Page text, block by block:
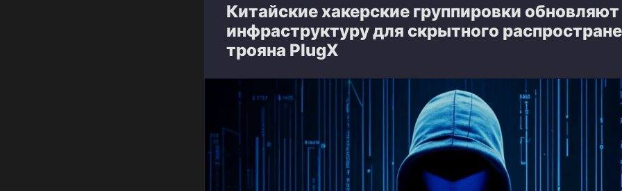
Китайские хакерские группировки обновляют
инфраструктуру для скрытного
трояна PlugX